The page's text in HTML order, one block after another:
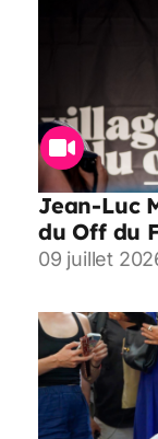
Jean-Luc
du Off du
09 juillet